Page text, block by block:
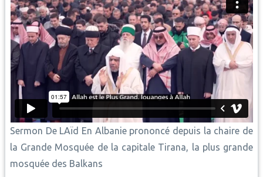
Sermon De LAïd En Albanie prononcé depuis la chaire de
la Grande Mosquée de la capitale Tirana, la plus grande
mosquée des Balkans